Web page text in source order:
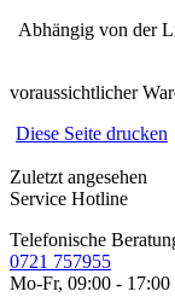
Abhängig von der
voraussichtlicher
Diese Seite drucken
Zuletzt angesehen
Service Hotline
Telefonische
0721 757955
Mo-Fr, 09:00 -